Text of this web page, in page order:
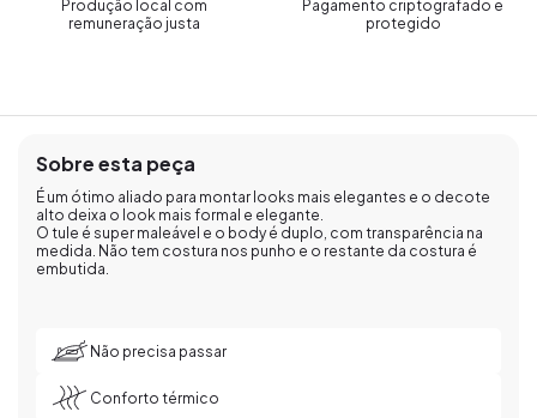
Produção local com
remuneração justa
Pagamento criptografado e
protegido
Sobre esta peça
É um ótimo aliado para montar looks mais elegantes e o decote
alto deixa o look mais formal e elegante.
O tule é super maleável e o body é duplo, com transparência na
medida. Não tem costura nos punho e o restante da costura é
embutida.
Não precisa passar
Conforto térmico